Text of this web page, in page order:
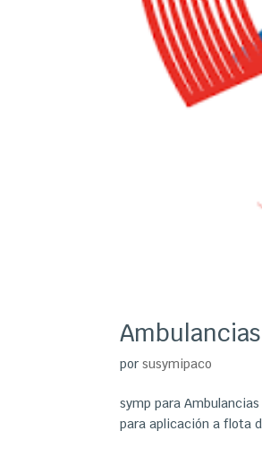
porsusymipaco
symp para
para aplicación a flota